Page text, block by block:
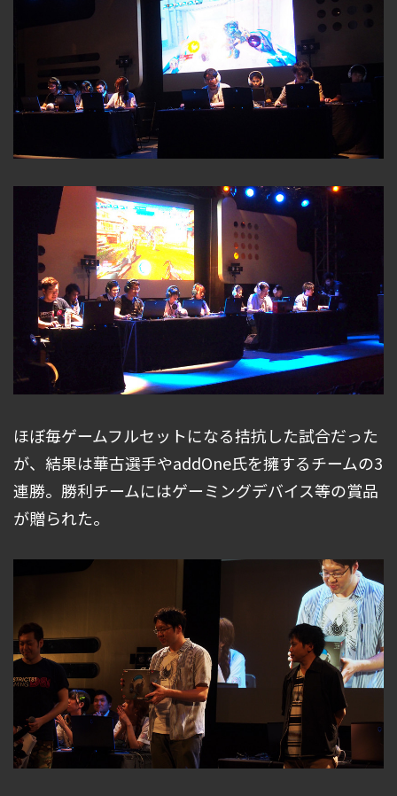
ほぼ毎ゲームフルセットになる拮抗した試合だった
が、結果は華古選手やaddOne氏を擁するチームの3
連勝。勝利チームにはゲーミングデバイス等の賞品
が贈られた。